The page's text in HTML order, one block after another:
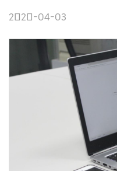
2020-04-03